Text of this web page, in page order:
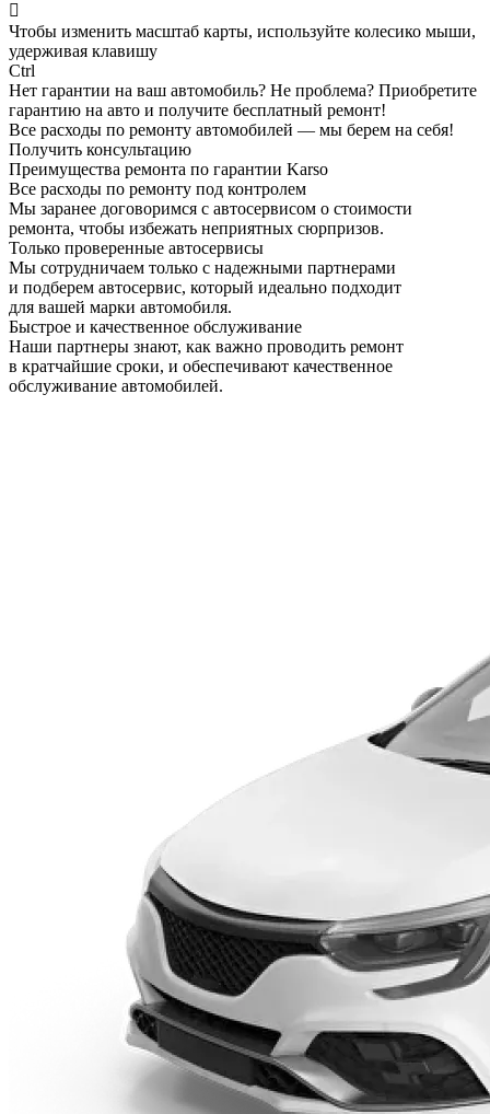

Чтобы изменить масштаб карты, используйте колесико мыши,
удерживая клавишу
Ctrl
Нет гарантии на ваш автомобиль? Не проблема? Приобретите
гарантию на авто и получите бесплатный ремонт!
Все расходы по ремонту автомобилей — мы берем на себя!
Получить консультацию
Преимущества ремонта по гарантии Karso
Все расходы по ремонту под контролем
Мы заранее договоримся с автосервисом о стоимости
ремонта, чтобы избежать неприятных сюрпризов.
Только проверенные автосервисы
Мы сотрудничаем только с надежными партнерами
и подберем автосервис, который идеально подходит
для вашей марки автомобиля.
Быстрое и качественное обслуживание
Наши партнеры знают, как важно проводить ремонт
в кратчайшие сроки, и обеспечивают качественное
обслуживание автомобилей.